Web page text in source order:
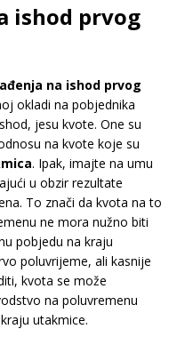
ishod prvog
na ishod prvog
okladi na pobjednika
jesu kvote. One su
na kvote koje su
. Ipak, imajte na umu
u obzir rezultate
To znači da kvota na to
ne mora nužno biti
pobjedu na kraju
poluvrijeme, ali kasnije
kvota se može
na poluvremenu
utakmice.